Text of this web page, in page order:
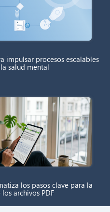
impulsar procesos escalables
salud mental
los pasos clave para la
archivos PDF